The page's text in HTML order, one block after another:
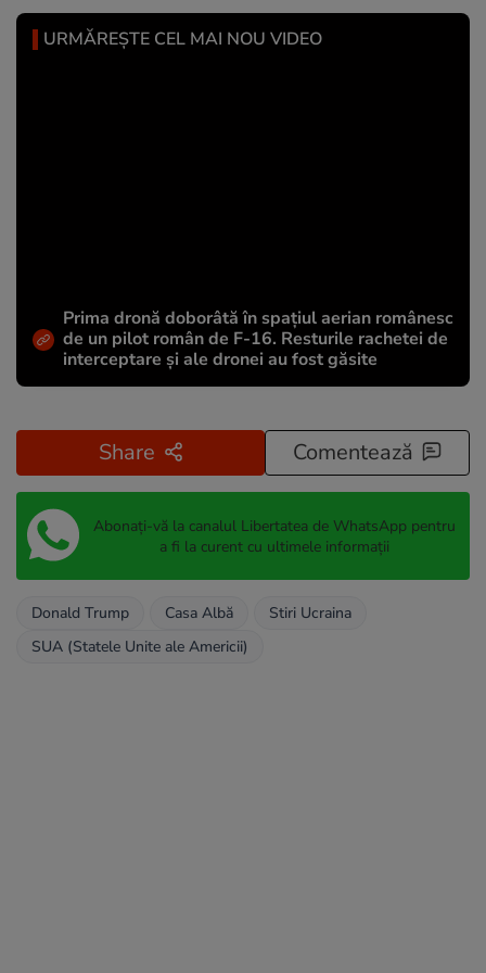
URMĂREȘTE CEL MAI NOU VIDEO
Prima dronă doborâtă în spațiul aerian românesc
de un pilot român de F-16. Resturile rachetei de
interceptare și ale dronei au fost găsite
Share Comentează
Abonați-vă la canalul Libertatea de WhatsApp pentru
a fi la curent cu ultimele informații
Donald Trump Casa Albă
Stiri Ucraina
SUA (Statele Unite ale Americii)